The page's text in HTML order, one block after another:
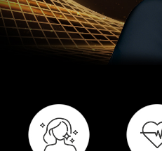
김포점 인천검단점
안양점 부평점
화성봉담점
CHUNGCHEONG-DO